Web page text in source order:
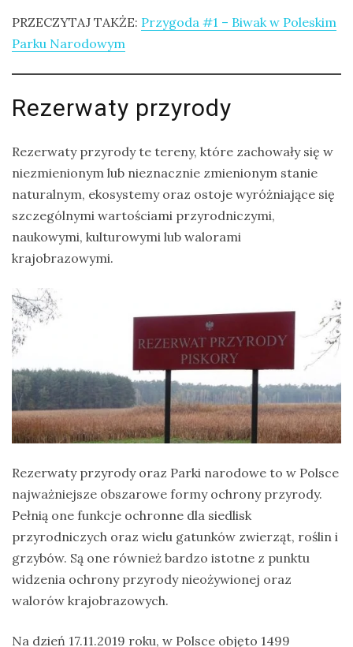
PRZECZYTAJ TAKŻE: Przygoda #1 – Biwak w Poleskim
Parku Narodowym
Rezerwaty przyrody
Rezerwaty przyrody te tereny, które zachowały się w
niezmienionym lub nieznacznie zmienionym stanie
naturalnym, ekosystemy oraz ostoje wyróżniające się
szczególnymi wartościami przyrodniczymi,
naukowymi, kulturowymi lub walorami
krajobrazowymi.
Rezerwaty przyrody oraz Parki narodowe to w Polsce
najważniejsze obszarowe formy ochrony przyrody.
Pełnią one funkcje ochronne dla siedlisk
przyrodniczych oraz wielu gatunków zwierząt, roślin i
grzybów. Są one również bardzo istotne z punktu
widzenia ochrony przyrody nieożywionej oraz
walorów krajobrazowych.
Na dzień 17.11.2019 roku, w Polsce objęto 1499